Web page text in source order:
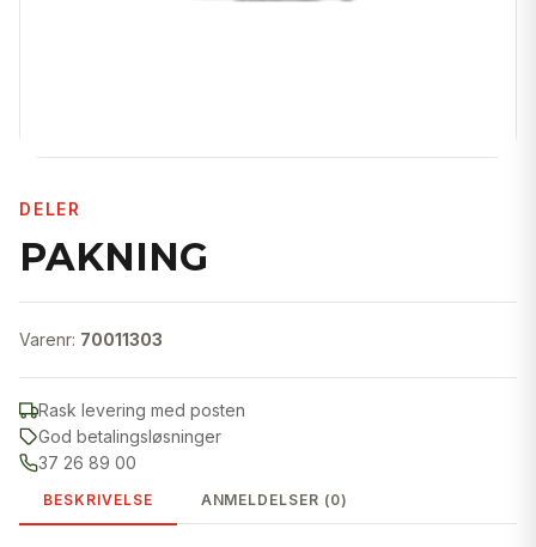
DELER
PAKNING
Varenr: 70011303
Rask levering med posten
God betalingsløsninger
37 26 89 00
BESKRIVELSE ANMELDELSER (0)